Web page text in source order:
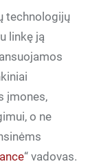
technologijų
linkę ją
įmones,
o ne
“ vadovas.